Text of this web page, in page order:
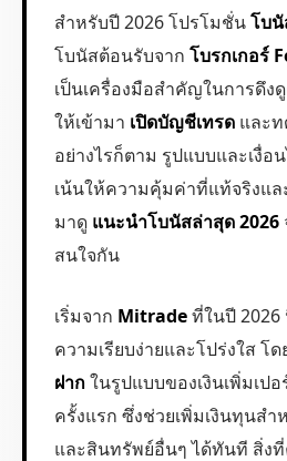
สำหรับปี 2026 โปรโมชั่นโบนั
โบนัสต้อนรับจาก โบรกเกอร์
เป็นเครื่องมือสำคัญในการดึง
ให้เข้ามา เปิดบัญชีเทรด และ
อย่างไรก็ตาม รูปแบบและเงื่
เน้นให้ความคุ้มค่าที่แท้จริงแล
มาดู แนะนำโบนัสล่าสุด 2026
สนใจกัน
เริ่มจาก Mitradeที่ในปี 2026
ความเรียบง่ายและโปร่งใส โ
ฝากในรูปแบบของเงินเพิ่มเปอ
ครั้งแรก ซึ่งช่วยเพิ่มเงินทุนสำ
และสินทรัพย์อื่นๆ ได้ทันที สิ่ง